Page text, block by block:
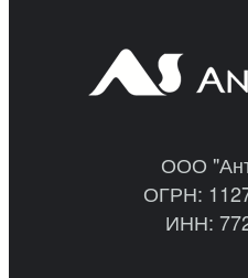
ООО
ОГРН:
ИНН: